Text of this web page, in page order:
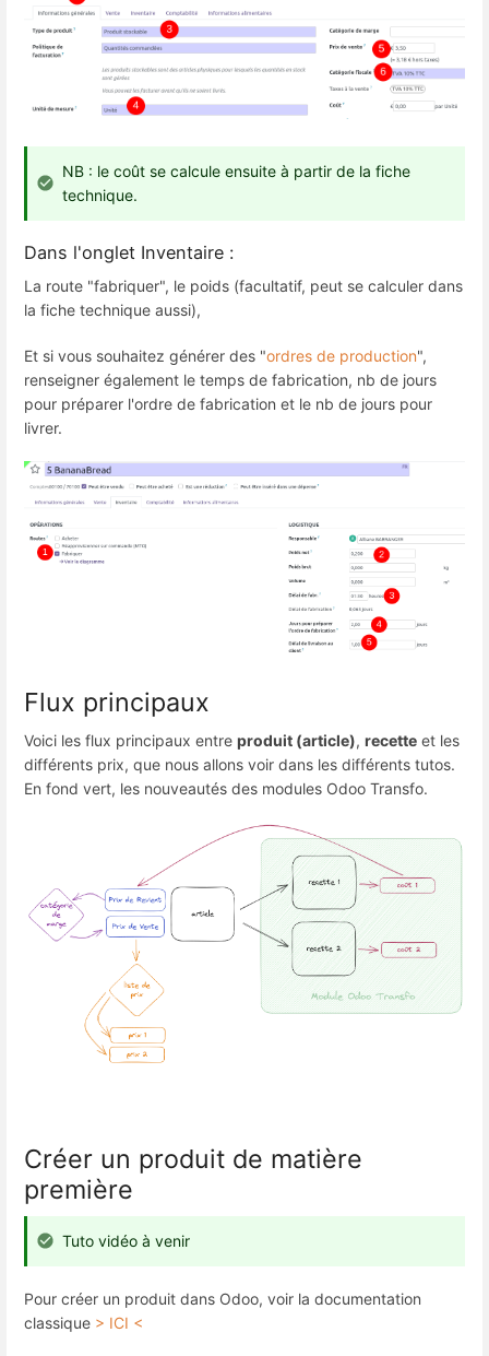
NB : le coût se calcule ensuite à partir de la fiche
technique.
Dans l'onglet Inventaire :
La route "fabriquer", le poids (facultatif, peut se calculer dans
la fiche technique aussi),
Et si vous souhaitez générer des "ordres de production",
renseigner également le temps de fabrication, nb de jours
pour préparer l'ordre de fabrication et le nb de jours pour
livrer.
Flux principaux
Voici les flux principaux entre produit (article), recette et les
différents prix, que nous allons voir dans les différents tutos.
En fond vert, les nouveautés des modules Odoo Transfo.
Créer un produit de matière
première
Tuto vidéo à venir
Pour créer un produit dans Odoo, voir la documentation
classique > ICI <